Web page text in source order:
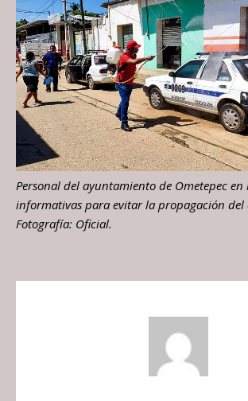
Personal del ayuntamiento de Ometepec
informativas para evitar la propagación del
Fotografía: Oficial.